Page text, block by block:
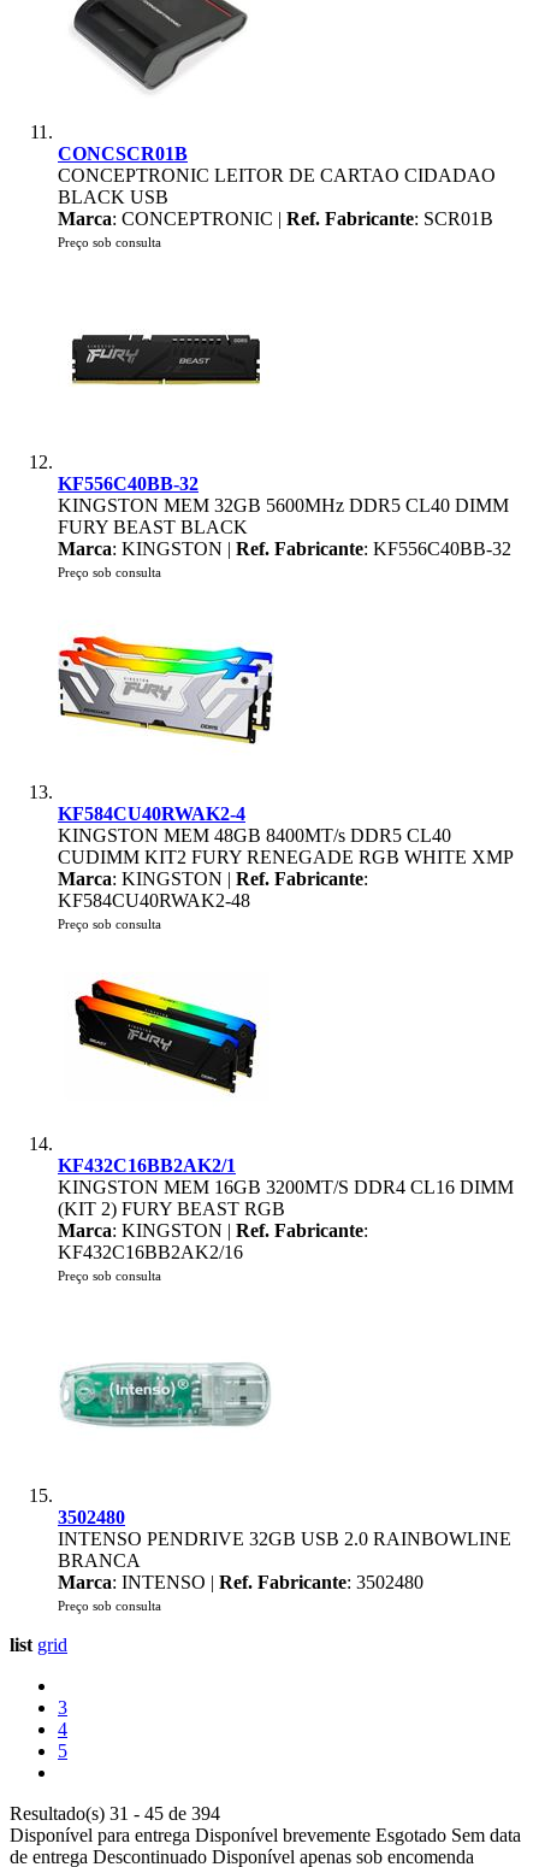
CONCSCR01B
CONCEPTRONIC LEITOR DE CARTAO CIDADAO
BLACK USB
Marca: CONCEPTRONIC | Ref. Fabricante: SCR01B
Preço sob consulta
KF556C40BB-32
KINGSTON MEM 32GB 5600MHz DDR5 CL40 DIMM
FURY BEAST BLACK
Marca: KINGSTON | Ref. Fabricante: KF556C40BB-32
Preço sob consulta
KF584CU40RWAK2-4
KINGSTON MEM 48GB 8400MT/s DDR5 CL40
CUDIMM KIT2 FURY RENEGADE RGB WHITE XMP
Marca: KINGSTON | Ref. Fabricante:
KF584CU40RWAK2-48
Preço sob consulta
KF432C16BB2AK2/1
KINGSTON MEM 16GB 3200MT/S DDR4 CL16 DIMM
(KIT 2) FURY BEAST RGB
Marca: KINGSTON | Ref. Fabricante:
KF432C16BB2AK2/16
Preço sob consulta
3502480
INTENSO PENDRIVE 32GB USB 2.0 RAINBOWLINE
BRANCA
Marca: INTENSO | Ref. Fabricante: 3502480
Preço sob consulta
list grid
3
4
5
Resultado(s) 31 - 45 de 394
Disponível para entrega Disponível brevemente Esgotado Sem data
de entrega Descontinuado Disponível apenas sob encomenda